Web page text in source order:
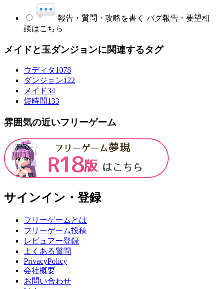
報告・質問・攻略を書く バグ報告・要望相
談はこちら
メイドと玉ダンジョンに関連するタグ
ウディタ1078
ダンジョン122
メイド34
短時間133
雰囲気の近いフリーゲーム
サインイン・登録
フリーゲームとは
フリーゲーム投稿
レビュアー登録
よくある質問
PrivacyPolicy
会社概要
お問い合わせ